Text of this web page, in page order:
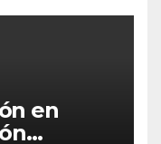
en